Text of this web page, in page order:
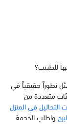
للطبيب؟
تطوراً حقيقياً في
فئات متعددة من
التحاليل في المنزل
واطلب الخدمة